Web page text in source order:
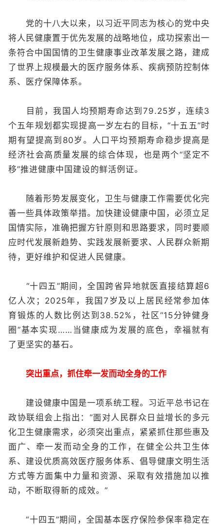
党的十八大以来，以习近平同志为核心的党中央
将人民健康置于优先发展的战略地位，成功探索出一
条符合中国国情的卫生健康事业改革发展之路，建成
了世界上规模最大的医疗服务体系、疾病预防控制体
系、医疗保障体系。
目前，我国人均预期寿命达到79.25岁，连续3
个五年规划都实现提高一岁左右的目标，“十五五”时
期有望提高到80岁。人口平均预期寿命稳步提高是
经济社会高质量发展的综合体现，也是两个“坚定不
移”推进健康中国建设的鲜活例证。
随着形势发展变化，卫生与健康工作需要优化完
善一些具体政策举措。加快建设健康中国，必须立足
国情实际，准确把握方针原则和思路要求，同时要顺
应时代发展新趋势、实践发展新要求、人民群众新期
待，更好维护和促进人民健康。
“十四五”期间，全国跨省异地就医直接结算超6
亿人次；2025年，我国7岁及以上居民经常参加体
育锻炼的人数比例达到38.52%，社区“15分钟健身
圈”基本实现……当健康成为发展的底色，幸福就有
了更坚实的基石。
突出重点，抓住牵一发而动全身的工作
建设健康中国是一项系统工程。习近平总书记在
政协联组会上指出：“面对人民群众日益增长的多元
化卫生健康需求，必须突出重点，紧紧抓住那些惠及
面广、牵一发而动全身的工作，在健全公共卫生体
系、建设优质高效医疗服务体系、倡导健康文明生活
方式等方面集中力量和资源、采取有效措施加以推
动，不断取得新的成效。”
“十四五”期间，全国基本医疗保险参保率稳定在